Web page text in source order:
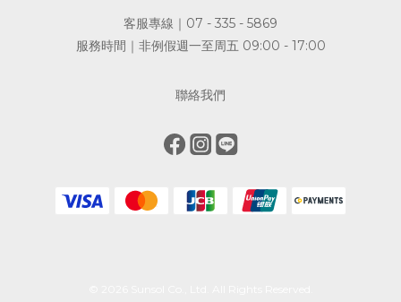
客服專線｜07 - 335 - 5869
服務時間｜非例假週一至周五 09:00 - 17:00
聯絡我們